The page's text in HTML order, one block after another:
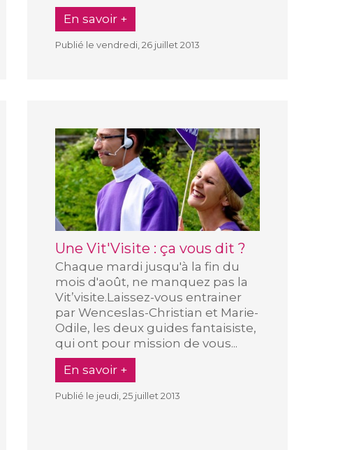
En savoir +
Publié le vendredi, 26 juillet 2013
Une Vit'Visite : ça vous dit ?
Chaque mardi jusqu'à la fin du
mois d'août, ne manquez pas la
Vit’visite.Laissez-vous entrainer
par Wenceslas-Christian et Marie-
Odile, les deux guides fantaisiste,
qui ont pour mission de vous...
En savoir +
Publié le jeudi, 25 juillet 2013